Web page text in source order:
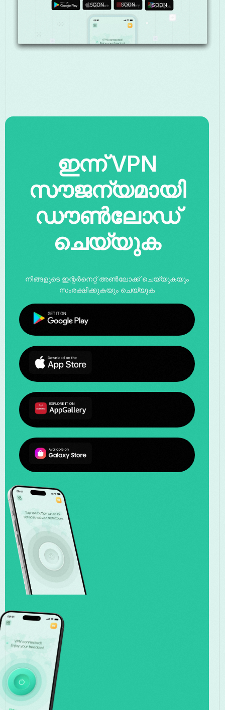
ഇന്ന് VPN
സൗജന്യമായി
ഡൗൺലോഡ്
ചെയ്യുക
നിങ്ങളുടെ ഇന്റർനെറ്റ് അൺലോക്ക് ചെയ്യുകയും
സംരക്ഷിക്കുകയും ചെയ്യുക